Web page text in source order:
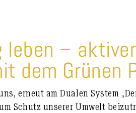
–
dem Grünen
erneut am Dualen System
Schutz unserer Umwelt